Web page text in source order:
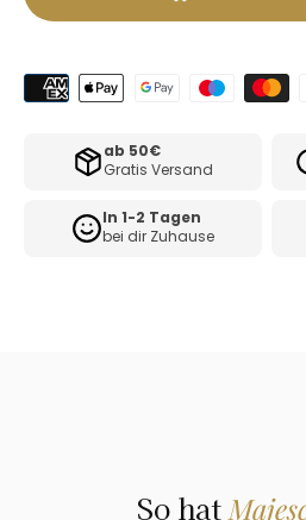
ab 50€
Gratis Versand
In 1-2 Tagen
bei dir Zuhause
So hat